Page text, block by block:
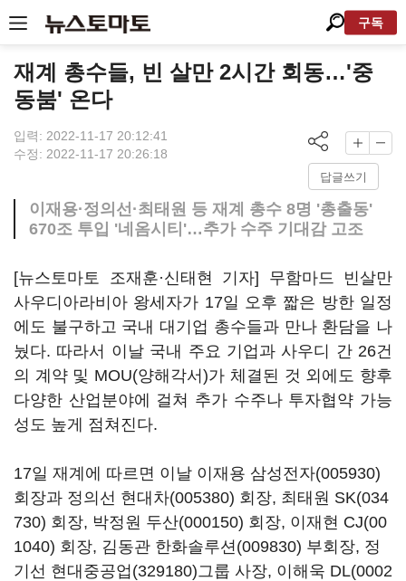
구독
재계 총수들, 빈 살만 2시간 회동…'중
동붐' 온다
입력: 2022-11-17 20:12:41
수정: 2022-11-17 20:26:18
답글쓰기
이재용·정의선·최태원 등 재계 총수 8명 '총출동'
670조 투입 '네옴시티'…추가 수주 기대감 고조
[뉴스토마토 조재훈·신태현 기자] 무함마드 빈살만
사우디아라비아 왕세자가 17일 오후 짧은 방한 일정
에도 불구하고 국내 대기업 총수들과 만나 환담을 나
눴다. 따라서 이날 국내 주요 기업과 사우디 간 26건
의 계약 및 MOU(양해각서)가 체결된 것 외에도 향후
다양한 산업분야에 걸쳐 추가 수주나 투자협약 가능
성도 높게 점쳐진다.
17일 재계에 따르면 이날 이재용 삼성전자(005930)
회장과 정의선 현대차(005380) 회장, 최태원 SK(034
730) 회장, 박정원 두산(000150) 회장, 이재현 CJ(00
1040) 회장, 김동관 한화솔루션(009830) 부회장, 정
기선 현대중공업(329180)그룹 사장, 이해욱 DL(0002